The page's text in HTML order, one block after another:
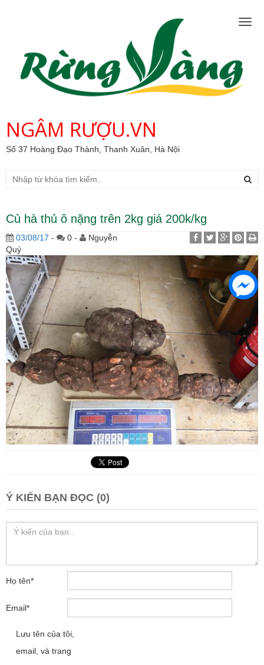
NGÂM RƯỢU.VN
Số 37 Hoàng Đạo Thành, Thanh Xuân, Hà Nội
Củ hà thủ ô nặng trên 2kg giá 200k/kg
03/08/17 - 0 -
Nguyễn
Quý
Ý KIẾN BẠN ĐỌC (0)
Họ tên*
Email*
Lưu tên của tôi,
email, và trang